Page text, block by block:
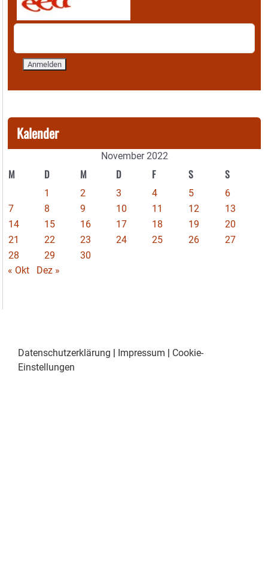
Kalender
November 2022
M D M D F S S
1 2 3 4 5
6
7
8 9 10 11 12
13
14
15 16 17 18 19
20
21
22 23 24 25 26
27
28
29
30
« Okt
Dez »
Datenschutzerklärung Impressum
Cookie-
Einstellungen